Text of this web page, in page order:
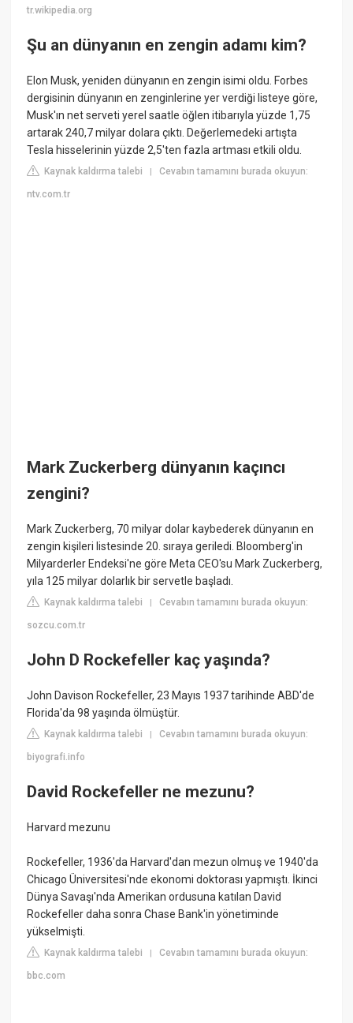
tr.wikipedia.org
Şu an dünyanın en zengin adamı kim?
Elon Musk, yeniden dünyanın en zengin isimi oldu. Forbes
dergisinin dünyanın en zenginlerine yer verdiği listeye göre,
Musk'ın net serveti yerel saatle öğlen itibarıyla yüzde 1,75
artarak 240,7 milyar dolara çıktı. Değerlemedeki artışta
Tesla hisselerinin yüzde 2,5'ten fazla artması etkili oldu.
Kaynak kaldırma talebi |Cevabın tamamını burada okuyun:
ntv.com.tr
Mark Zuckerberg dünyanın kaçıncı
zengini?
Mark Zuckerberg, 70 milyar dolar kaybederek dünyanın en
zengin kişileri listesinde 20. sıraya geriledi. Bloomberg'in
Milyarderler Endeksi'ne göre Meta CEO'su Mark Zuckerberg,
yıla 125 milyar dolarlık bir servetle başladı.
Kaynak kaldırma talebi |Cevabın tamamını burada okuyun:
sozcu.com.tr
John D Rockefeller kaç yaşında?
John Davison Rockefeller, 23 Mayıs 1937 tarihinde ABD'de
Florida'da 98 yaşında ölmüştür.
Kaynak kaldırma talebi |Cevabın tamamını burada okuyun:
biyografi.info
David Rockefeller ne mezunu?
Harvard mezunu
Rockefeller, 1936'da Harvard'dan mezun olmuş ve 1940'da
Chicago Üniversitesi'nde ekonomi doktorası yapmıştı. İkinci
Dünya Savaşı'nda Amerikan ordusuna katılan David
Rockefeller daha sonra Chase Bank'in yönetiminde
yükselmişti.
Kaynak kaldırma talebi |Cevabın tamamını burada okuyun:
bbc.com